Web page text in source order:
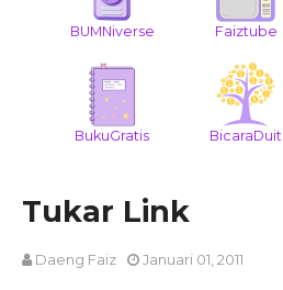
BUMNiverse Faiztube
BukuGratis BicaraDuit
Tukar Link
Daeng Faiz Januari 01, 2011